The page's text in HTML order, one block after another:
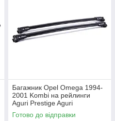
Багажник Opel Omega 1994-
2001 Kombi на рейлинги
Aguri Prestige Aguri
Готово до відправки